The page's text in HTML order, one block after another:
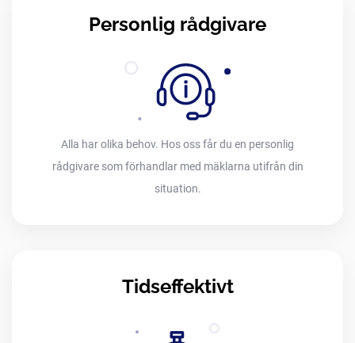
Personlig rådgivare
Alla har olika behov. Hos oss får du en personlig
rådgivare som förhandlar med mäklarna utifrån din
situation.
Tidseffektivt